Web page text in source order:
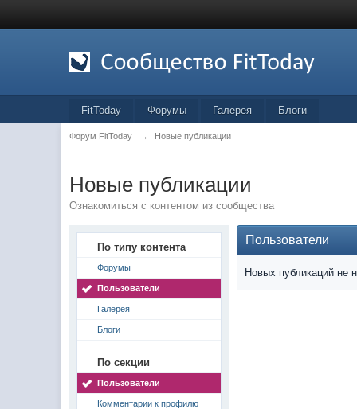
FitToday Форумы Галерея Блоги
Форум FitToday → Новые публикации
Новые публикации
Ознакомиться с контентом из сообщества
По типу контента
Форумы
Пользователи
Галерея
Блоги
По секции
Пользователи
Комментарии к профилю
Пользователи
Новых публикаций не